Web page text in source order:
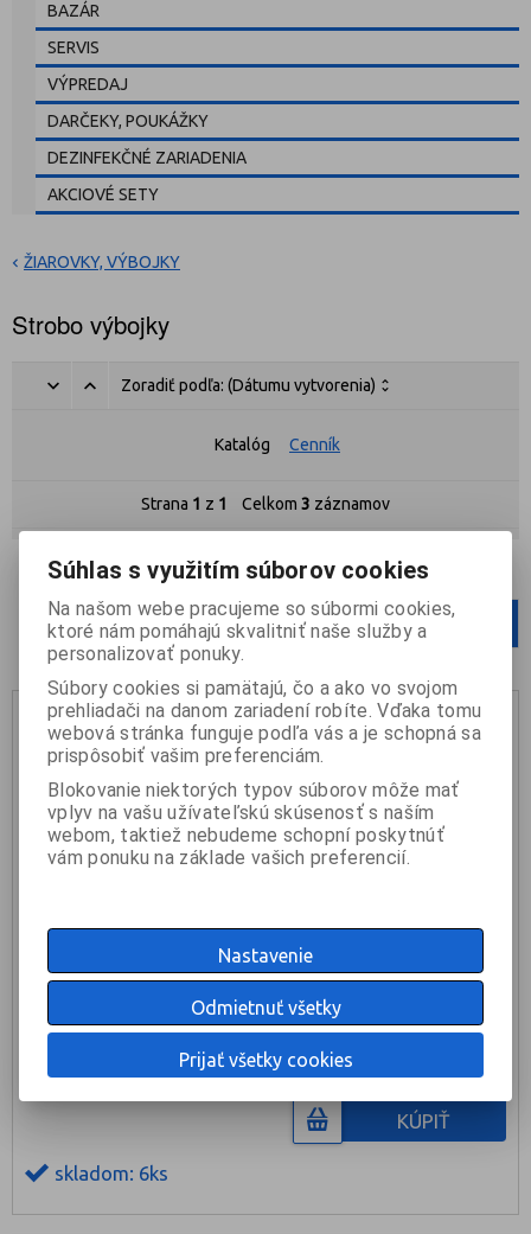
BAZÁR
SERVIS
VÝPREDAJ
DARČEKY, POUKÁŽKY
DEZINFEKČNÉ ZARIADENIA
AKCIOVÉ SETY
ŽIAROVKY, VÝBOJKY
Strobo výbojky
Zoradiť podľa: (Dátumu vytvorenia)
Katalóg Cenník
Strana 1 z 1 Celkom 3 záznamov
Počet na stránku 12 24 36
GENI XOP-3 výbojka s päticou
10 €
KÚPIŤ
skladom: 6ks
Súhlas s využitím súborov cookies
Na našom webe pracujeme so súbormi cookies,
ktoré nám pomáhajú skvalitniť naše služby a
personalizovať ponuky.
Súbory cookies si pamätajú, čo a ako vo svojom
prehliadači na danom zariadení robíte. Vďaka tomu
webová stránka funguje podľa vás a je schopná sa
prispôsobiť vašim preferenciám.
Blokovanie niektorých typov súborov môže mať
vplyv na vašu užívateľskú skúsenosť s naším
webom, taktiež nebudeme schopní poskytnúť
vám ponuku na základe vašich preferencií.
Nastavenie
Odmietnuť všetky
Prijať všetky cookies